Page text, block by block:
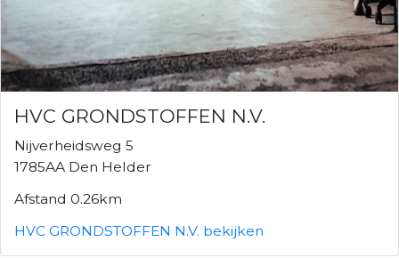
HVC GRONDSTOFFEN N.V.
Nijverheidsweg 5
1785AA Den Helder
Afstand 0.26km
HVC GRONDSTOFFEN N.V. bekijken